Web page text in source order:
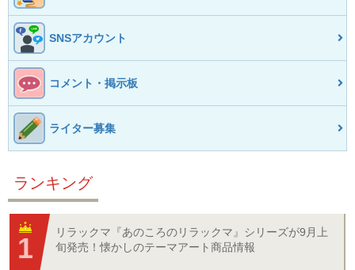
SNSアカウント
コメント・掲示板
ライター募集
ランキング
リラックマ『あのころのリラックマ』シリーズが9月上
旬発売！懐かしのテーマアート商品情報